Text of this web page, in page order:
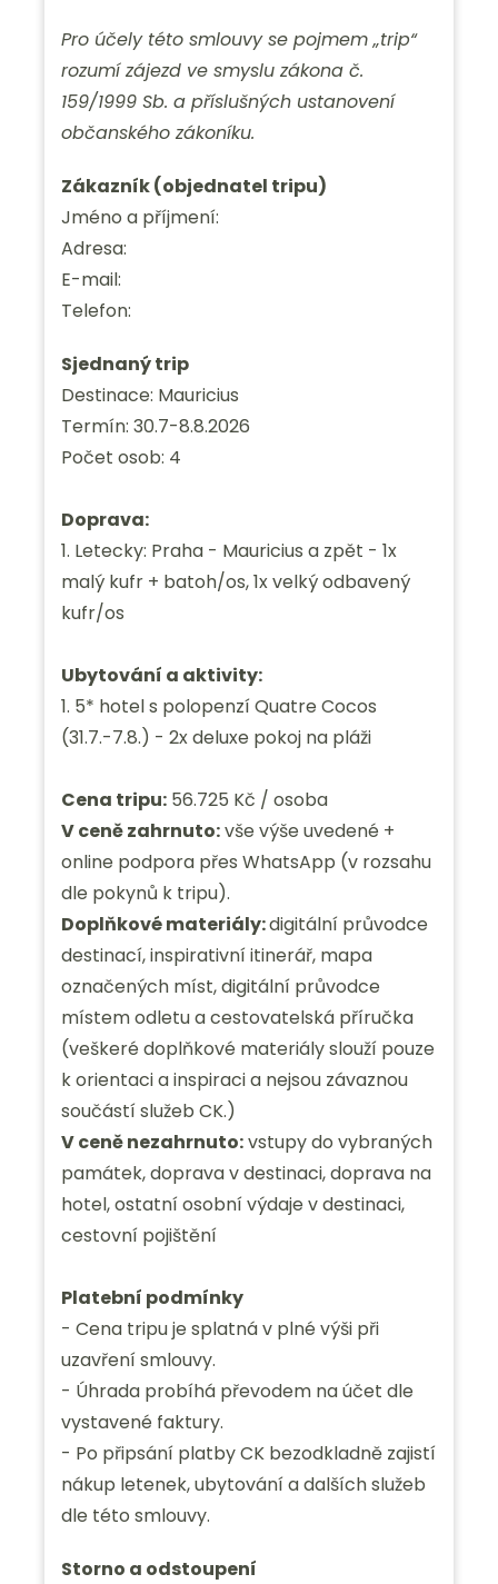
Pro účely této smlouvy se pojmem „trip“
rozumí zájezd ve smyslu zákona č.
159/1999 Sb. a příslušných ustanovení
občanského zákoníku.
Zákazník (objednatel tripu)
Jméno a příjmení:
Adresa:
E-mail:
Telefon:
Sjednaný trip
Destinace: Mauricius
Termín: 30.7-8.8.2026
Počet osob: 4
Doprava:
1. Letecky: Praha - Mauricius a zpět - 1x
malý kufr + batoh/os, 1x velký odbavený
kufr/os
Ubytování a aktivity:
1. 5* hotel s polopenzí Quatre Cocos
(31.7.-7.8.) - 2x deluxe pokoj na pláži
Cena tripu: 56.725 Kč / osoba
V ceně zahrnuto:vše výše uvedené +
online podpora přes WhatsApp (v rozsahu
dle pokynů k tripu).
Doplňkové materiály:digitální průvodce
destinací, inspirativní itinerář, mapa
označených míst, digitální průvodce
místem odletu a cestovatelská příručka
(veškeré doplňkové materiály slouží pouze
k orientaci a inspiraci a nejsou závaznou
součástí služeb CK.)
V ceně nezahrnuto:vstupy do vybraných
památek, doprava v destinaci, doprava na
hotel, ostatní osobní výdaje v destinaci,
cestovní pojištění
Platební podmínky
- Cena tripu je splatná v plné výši při
uzavření smlouvy.
- Úhrada probíhá převodem na účet dle
vystavené faktury.
- Po připsání platby CK bezodkladně zajistí
nákup letenek, ubytování a dalších služeb
dle této smlouvy.
Storno a odstoupení